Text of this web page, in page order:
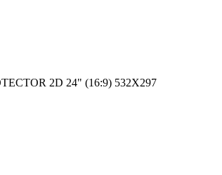
2D 24" (16:9) 532X297